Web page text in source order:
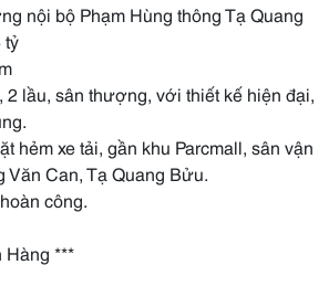
nội bộ Phạm Hùng thông Tạ Quang
tỷ
2 lầu, sân thượng, với thiết kế hiện đại,
hẻm xe tải, gần khu Parcmall, sân vận
Can, Tạ Quang Bửu.
công.
Hàng ***